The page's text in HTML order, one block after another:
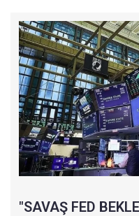
"SAVAŞ FED